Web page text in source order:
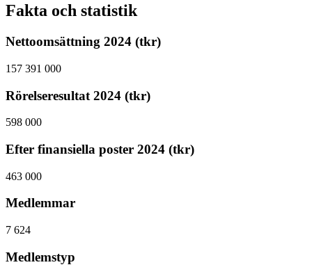
Fakta och statistik
Nettoomsättning 2024 (tkr)
157 391 000
Rörelseresultat 2024 (tkr)
598 000
Efter finansiella poster 2024 (tkr)
463 000
Medlemmar
7 624
Medlemstyp